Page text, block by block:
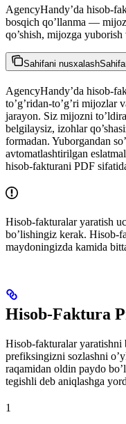
AgencyHandy’da hisob-
bosqich qo’llanma —
qo’shish, mijozga
Sahifani nusxalash
AgencyHandy’da hisob-
to’g’ridan-to’g’ri mijozlar
jarayon. Siz mijozni
belgilaysiz, izohlar
formadan. Yuborgandan
avtomatlashtirilgan
hisob-fakturani PDF
Hisob-fakturalar yaratish
bo’lishingiz kerak. Hisob-
maydoningizda kamida
Hisob-Faktura
Hisob-fakturalar yaratishni
prefiksingizni sozlashni
raqamidan oldin paydo
tegishli deb aniqlashga
1